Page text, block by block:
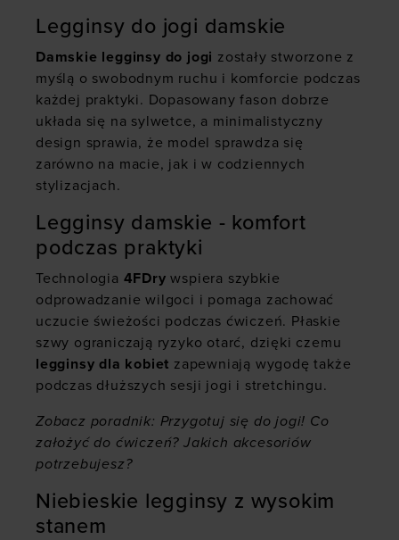
Legginsy do jogi damskie
Damskie legginsy do jogi zostały stworzone z
myślą o swobodnym ruchu i komforcie podczas
każdej praktyki. Dopasowany fason dobrze
układa się na sylwetce, a minimalistyczny
design sprawia, że model sprawdza się
zarówno na macie, jak i w codziennych
stylizacjach.
Legginsy damskie - komfort
podczas praktyki
Technologia 4FDry wspiera szybkie
odprowadzanie wilgoci i pomaga zachować
uczucie świeżości podczas ćwiczeń. Płaskie
szwy ograniczają ryzyko otarć, dzięki czemu
legginsy dla kobiet zapewniają wygodę także
podczas dłuższych sesji jogi i stretchingu.
Zobacz poradnik: Przygotuj się do jogi! Co
założyć do ćwiczeń? Jakich akcesoriów
potrzebujesz?
Niebieskie legginsy z wysokim
stanem